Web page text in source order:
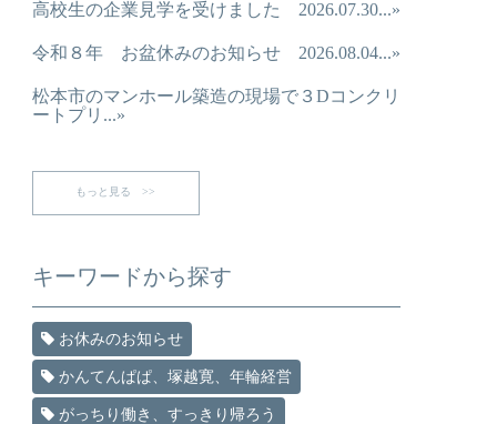
高校生の企業見学を受けました 2026.07.30...»
令和８年 お盆休みのお知らせ 2026.08.04...»
松本市のマンホール築造の現場で３Dコンクリ
ートプリ...»
もっと見る >>
キーワードから探す
お休みのお知らせ
かんてんぱぱ、塚越寛、年輪経営
がっちり働き、すっきり帰ろう